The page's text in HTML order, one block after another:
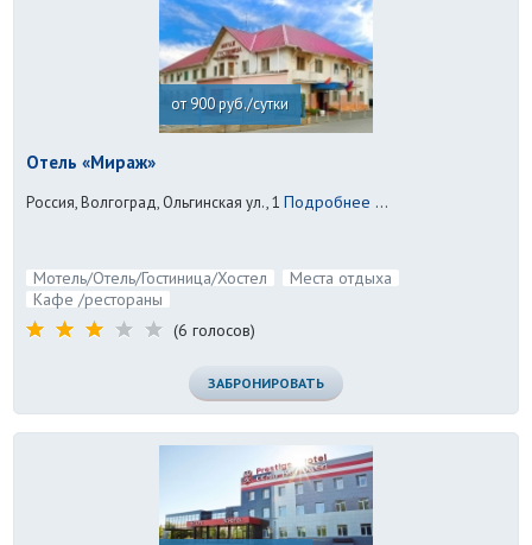
от 900 руб./сутки
Отель «Мираж»
Россия, Волгоград, Ольгинская ул., 1 Подробнее ...
Мотель/Отель/Гостиница/Хостел
Места отдыха
Кафе /рестораны
(6 голосов)
ЗАБРОНИРОВАТЬ